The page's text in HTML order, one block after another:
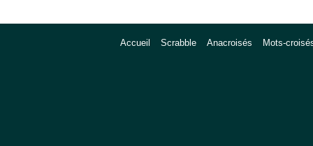
Accueil Scrabble Anacroisés Mots-